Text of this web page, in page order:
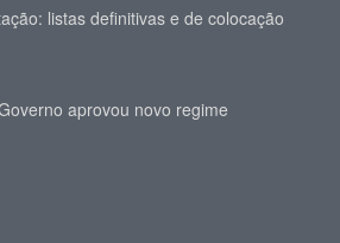
listas definitivas e de colocação
aprovou novo regime